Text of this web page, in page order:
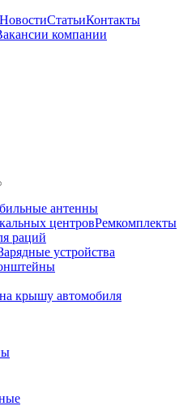
НовостиСтатьиКонтакты
компании
антенны
центровРемкомплекты
раций
устройства
крышу автомобиля